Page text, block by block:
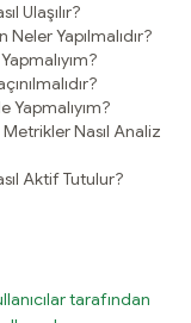
Ulaşılır?
Neler Yapılmalıdır?
Yapmalıyım?
Metrikler Nasıl Analiz
Aktif Tutulur?
tarafından